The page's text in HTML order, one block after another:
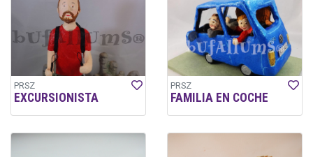
PRSZ
EXCURSIONISTA
PRSZ
FAMILIA EN COCHE